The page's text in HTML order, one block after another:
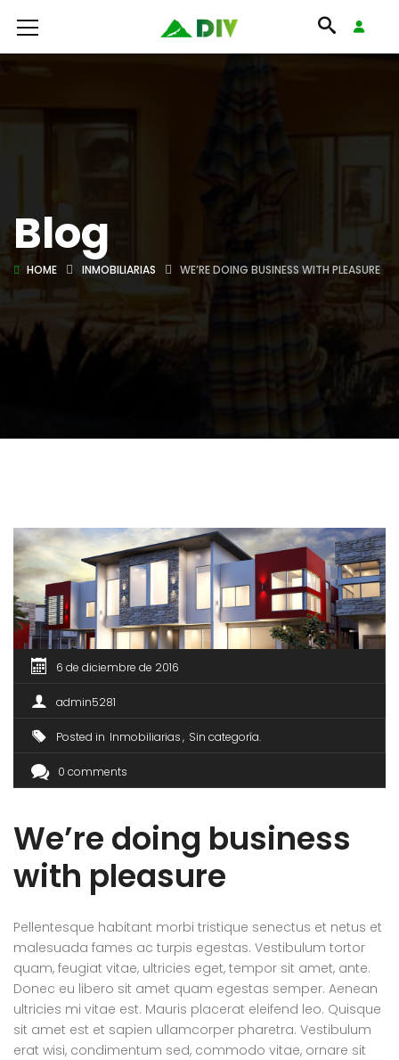
Blog
HOME INMOBILIARIAS WE’RE DOING BUSINESS WITH PLEASURE
6 de diciembre de 2016
admin5281
Posted in Inmobiliarias Sin categoría
0 comments
We’re doing business
with pleasure
Pellentesque habitant morbi tristique senectus et netus et
malesuada fames ac turpis egestas. Vestibulum tortor
quam, feugiat vitae, ultricies eget, tempor sit amet, ante.
Donec eu libero sit amet quam egestas semper. Aenean
ultricies mi vitae est. Mauris placerat eleifend leo. Quisque
sit amet est et sapien ullamcorper pharetra. Vestibulum
erat wisi, condimentum sed, commodo vitae, ornare sit